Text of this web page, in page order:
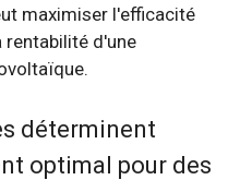
maximiser l'efficacité
rentabilité d'une
déterminent
optimal pour des